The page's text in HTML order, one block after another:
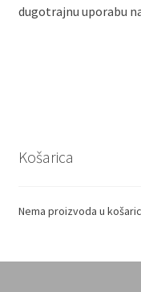
dugotrajnu uporabu
Košarica
Nema proizvoda u